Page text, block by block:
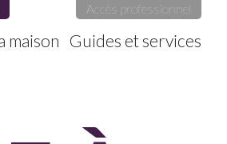
Accès professionnel
maison Guides et services